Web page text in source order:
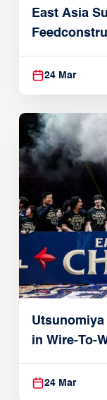
East Asia
Global
24 Mar
Utsunomiya
in Wire-To-
24 Mar